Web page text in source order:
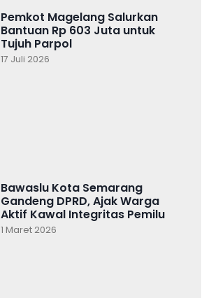
Pemkot Magelang Salurkan
Bantuan Rp 603 Juta untuk
Tujuh Parpol
17 Juli 2026
Bawaslu Kota Semarang
Gandeng DPRD, Ajak Warga
Aktif Kawal Integritas Pemilu
1 Maret 2026